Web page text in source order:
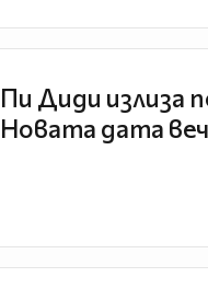
Пи Диди излиза
Новата дата